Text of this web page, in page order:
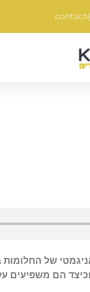
של
הם משפיעים